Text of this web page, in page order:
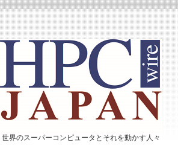
世界のスーパーコンピュータとそれを動かす人々